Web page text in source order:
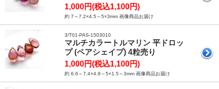
1,000円(税込1,100円)
約 7～7.2×4.5～5×3mm 画像商品お届け
3/T01-PAS-1503010
マルチカラートルマリン 平ドロッ
プ (ペアシェイプ) 4粒売り
1,000円(税込1,100円)
約 6.6～7.4×4.8～5×1.5～3mm 画像商品お届け